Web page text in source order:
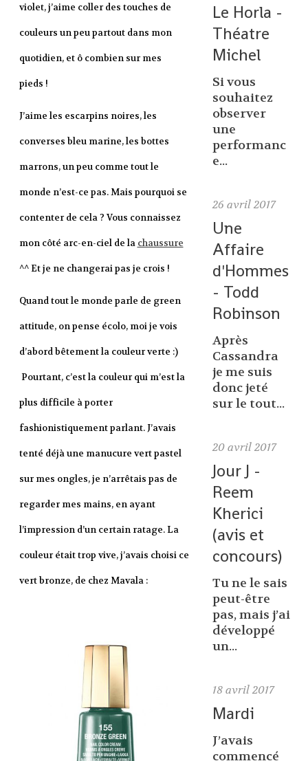
violet, j’aime coller des touches de
couleurs un peu partout dans mon
quotidien, et ô combien sur mes
pieds !
J’aime les escarpins noires, les
converses bleu marine, les bottes
marrons, un peu comme tout le
monde n’est-ce pas. Mais pourquoi se
contenter de cela ? Vous connaissez
mon côté arc-en-ciel de la chaussure
^^ Et je ne changerai pas je crois !
Quand tout le monde parle de green
attitude, on pense écolo, moi je vois
d’abord bêtement la couleur verte :)
Pourtant, c’est la couleur qui m’est la
plus difficile à porter
fashionistiquement parlant. J’avais
tenté déjà une manucure vert pastel
sur mes ongles, je n’arrêtais pas de
regarder mes mains, en ayant
l’impression d’un certain ratage. La
couleur était trop vive, j’avais choisi ce
vert bronze, de chez Mavala :
Le Horla -
Théatre
Michel
Si vous
souhaitez
observer
une
performanc
e...
26 avril 2017
Une
Affaire
d'Hommes
- Todd
Robinson
Après
Cassandra
je me suis
donc jeté
sur le tout...
20 avril 2017
Jour J -
Reem
Kherici
(avis et
concours)
Tu ne le sais
peut-être
pas, mais j’ai
développé
un...
18 avril 2017
Mardi
J’avais
commencé